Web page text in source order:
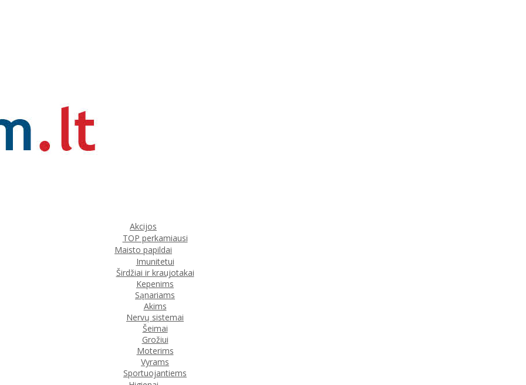
Akcijos
TOP perkamiausi
Maisto papildai
Imunitetui
Širdžiai ir kraujotakai
Kepenims
Sąnariams
Akims
Nervų sistemai
Šeimai
Grožiui
Moterims
Vyrams
Sportuojantiems